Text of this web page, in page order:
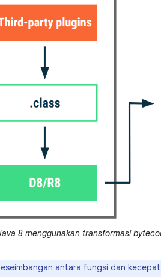
8 menggunakan transformasi
antara fungsi dan